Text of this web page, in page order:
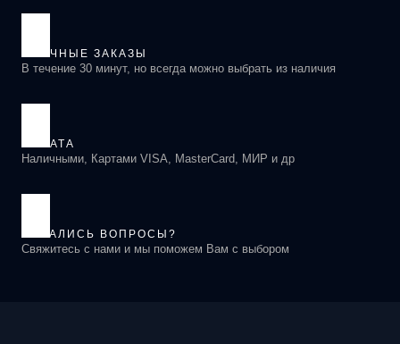
СРОЧНЫЕ ЗАКАЗЫ
В течение 30 минут, но всегда можно выбрать из наличия
ОПЛАТА
Наличными, Картами VISA, MasterCard, МИР и др
ОСТАЛИСЬ ВОПРОСЫ?
Свяжитесь с нами и мы поможем Вам с выбором